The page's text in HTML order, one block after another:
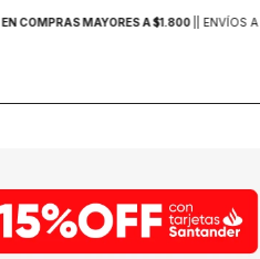
EN COMPRAS MAYORES A $1.800 | ENVÍOS A